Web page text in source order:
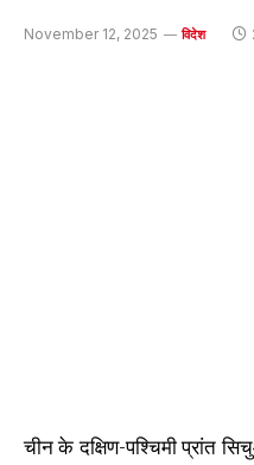
November 12, 2025 विदेश
चीन के दक्षिण-पश्चिमी प्रांत